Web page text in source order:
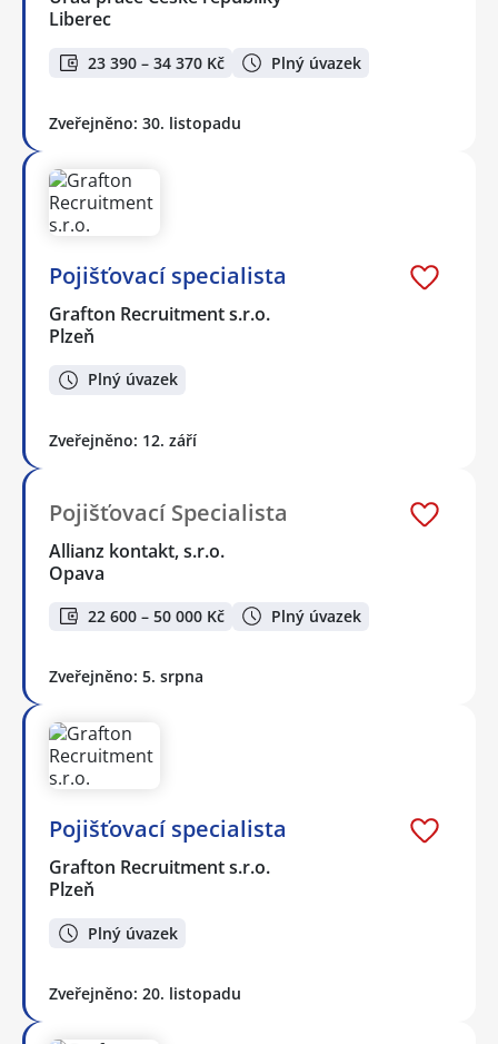
Liberec
23 390 – 34 370 Kč Plný úvazek
Zveřejněno: 30. listopadu
Pojišťovací specialista
Grafton Recruitment s.r.o.
Plzeň
Plný úvazek
Zveřejněno: 12. září
Pojišťovací Specialista
Allianz kontakt, s.r.o.
Opava
22 600 – 50 000 Kč Plný úvazek
Zveřejněno: 5. srpna
Pojišťovací specialista
Grafton Recruitment s.r.o.
Plzeň
Plný úvazek
Zveřejněno: 20. listopadu